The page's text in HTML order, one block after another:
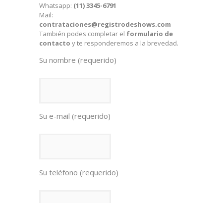
Whatsapp: (11) 3345-6791
Mail:
contrataciones@registrodeshows.com
También podes completar el formulario de
contacto y te responderemos a la brevedad.
Su nombre (requerido)
Su e-mail (requerido)
Su teléfono (requerido)